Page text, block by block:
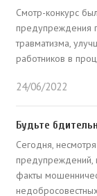
Смотр-конкурс
предупреждения
травматизма,
работников в
24/06/2022
Будьте
Сегодня,
предупреждений,
факты